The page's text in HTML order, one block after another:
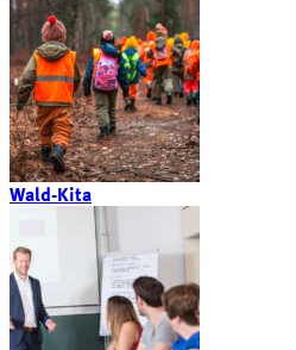
Wald-Kita